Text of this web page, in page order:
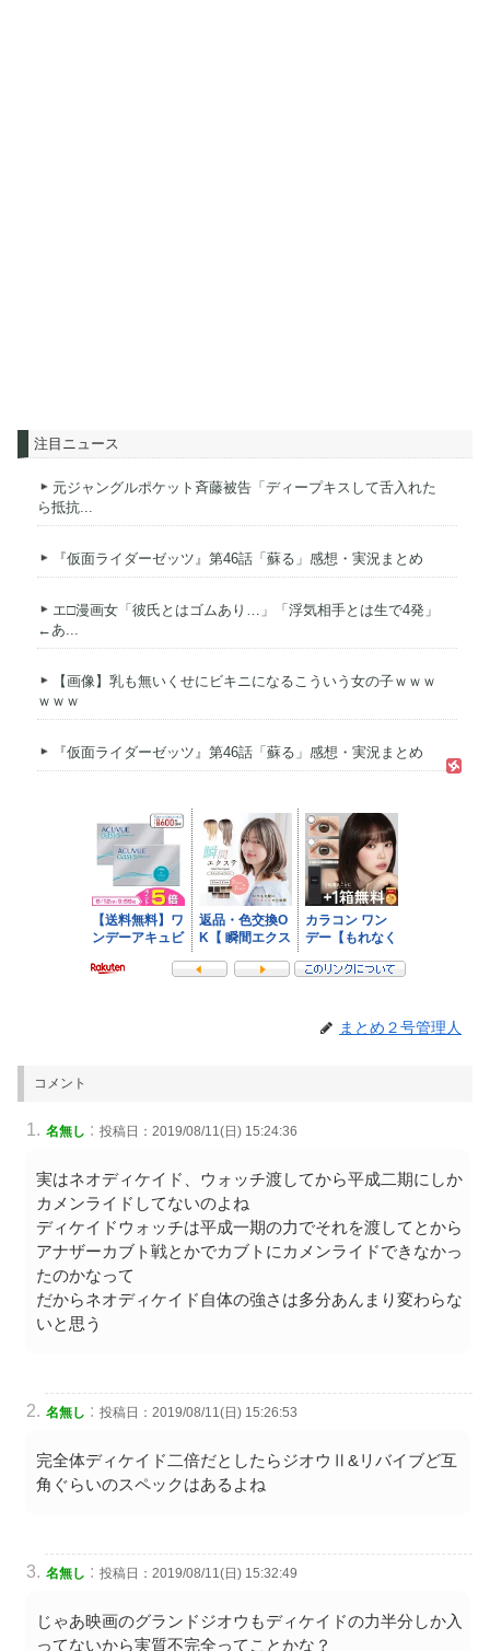
注目ニュース
元ジャングルポケット斉藤被告「ディープキスして舌入れた
ら抵抗...
『仮面ライダーゼッツ』第46話「蘇る」感想・実況まとめ
エ□漫画女「彼氏とはゴムあり…」「浮気相手とは生で4発」
←あ...
【画像】乳も無いくせにビキニになるこういう女の子ｗｗｗ
ｗｗｗ
『仮面ライダーゼッツ』第46話「蘇る」感想・実況まとめ
まとめ２号管理人
コメント
名無し : 投稿日：2019/08/11(日) 15:24:36
実はネオディケイド、ウォッチ渡してから平成二期にしか
カメンライドしてないのよね
ディケイドウォッチは平成一期の力でそれを渡してとから
アナザーカブト戦とかでカブトにカメンライドできなかっ
たのかなって
だからネオディケイド自体の強さは多分あんまり変わらな
いと思う
名無し : 投稿日：2019/08/11(日) 15:26:53
完全体ディケイド二倍だとしたらジオウⅡ&リバイブど互
角ぐらいのスペックはあるよね
名無し : 投稿日：2019/08/11(日) 15:32:49
じゃあ映画のグランドジオウもディケイドの力半分しか入
ってないから実質不完全ってことかな？